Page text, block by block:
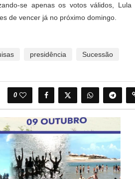
se apenas os votos válidos,
de vencer já no próximo domingo.
presidência Sucessão
0